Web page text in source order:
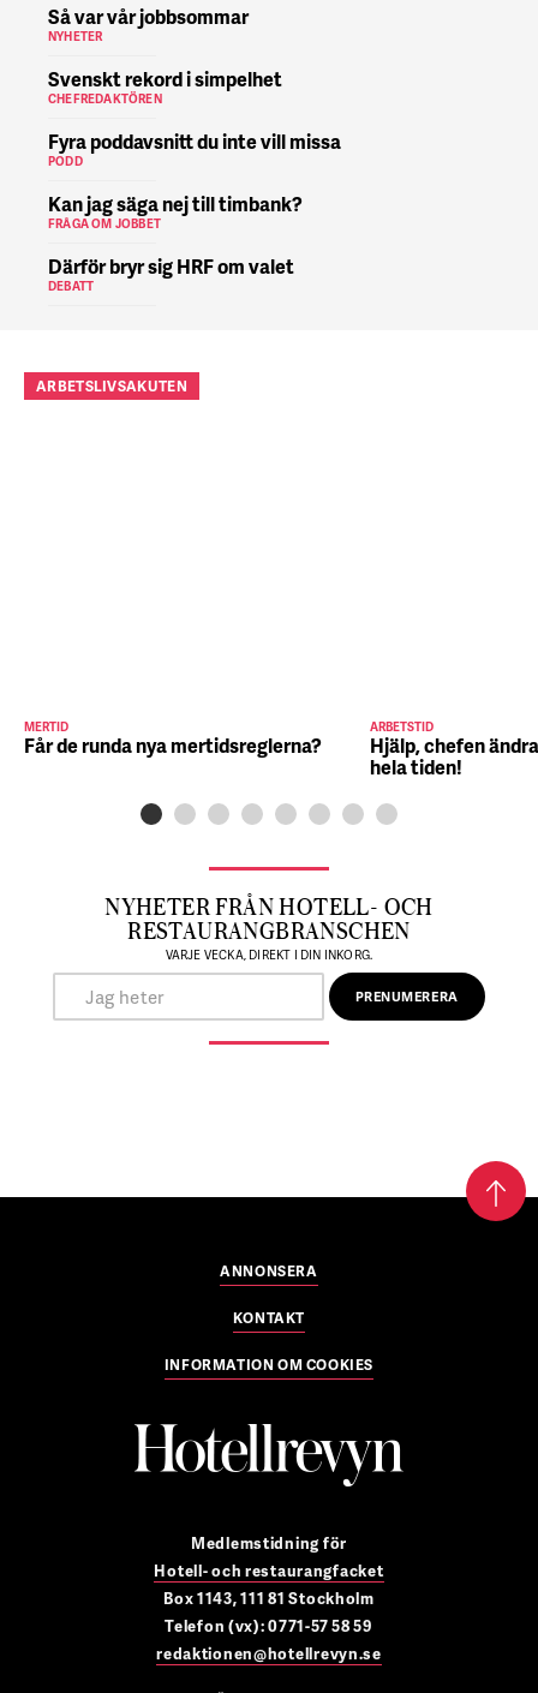
Så var vår jobbsommar
NYHETER
Svenskt rekord i simpelhet
CHEFREDAKTÖREN
Fyra poddavsnitt du inte vill missa
PODD
Kan jag säga nej till timbank?
FRÅGA OM JOBBET
Därför bryr sig HRF om valet
DEBATT
ARBETSLIVSAKUTEN
MERTID
Får de runda nya mertidsreglerna?
ARBETSTID
Hjälp, chefen
hela tiden!
NYHETER FRÅN HOTELL- OCH
RESTAURANGBRANSCHEN
VARJE VECKA, DIREKT I DIN INKORG.
ANNONSERA
KONTAKT
INFORMATION OM COOKIES
Medlemstidning för
Hotell- och restaurangfacket
Box 1143, 111 81 Stockholm
Telefon (vx): 0771-57 58 59
redaktionen@hotellrevyn.se